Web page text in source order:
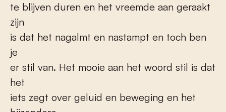
te blijven duren en het vreemde aan geraakt
zijn
is dat het nagalmt en nastampt en toch ben
je
er stil van. Het mooie aan het woord stil is dat
het
iets zegt over geluid en beweging en het